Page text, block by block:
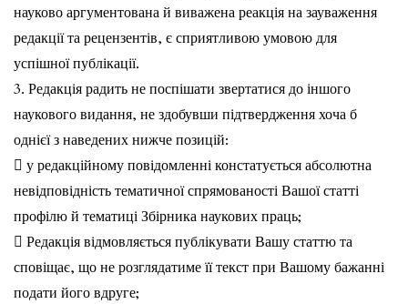
науково аргументована й виважена реакція на зауваження
редакції та рецензентів, є сприятливою умовою для
успішної публікації.
3. Редакція радить не поспішати звертатися до іншого
наукового видання, не здобувши підтвердження хоча б
однієї з наведених нижче позицій:
 у редакційному повідомленні констатується абсолютна
невідповідність тематичної спрямованості Вашої статті
профілю й тематиці Збірника наукових праць;
 Редакція відмовляється публікувати Вашу статтю та
сповіщає, що не розглядатиме її текст при Вашому бажанні
подати його вдруге;